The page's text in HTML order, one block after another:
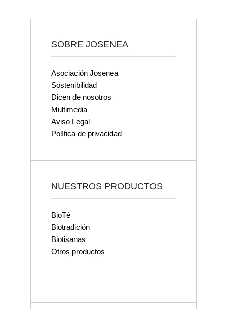
SOBRE JOSENEA
Asociación Josenea
Sostenibilidad
Dicen de nosotros
Multimedia
Aviso Legal
Política de privacidad
NUESTROS PRODUCTOS
BioTé
Biotradición
Biotisanas
Otros productos